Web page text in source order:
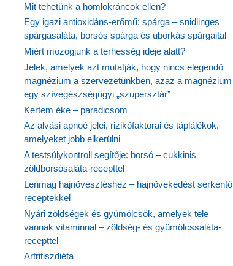
Mit tehetünk a homlokráncok ellen?
Egy igazi antioxidáns-erőmű: spárga – snidlinges
spárgasaláta, borsós spárga és uborkás spárgaital
Miért mozogjunk a terhesség ideje alatt?
Jelek, amelyek azt mutatják, hogy nincs elegendő
magnézium a szervezetünkben, azaz a magnézium
egy szívegészségügyi „szupersztár”
Kertem éke – paradicsom
Az alvási apnoé jelei, rizikófaktorai és táplálékok,
amelyeket jobb elkerülni
A testsúlykontroll segítője: borsó – cukkinis
zöldborsósaláta-recepttel
Lenmag hajnövesztéshez – hajnövekedést serkentő
receptekkel
Nyári zöldségek és gyümölcsök, amelyek tele
vannak vitaminnal – zöldség- és gyümölcssaláta-
recepttel
Artritiszdiéta